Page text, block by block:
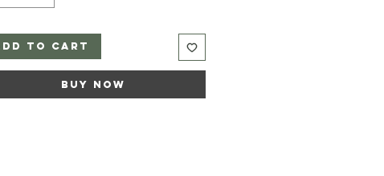
are prepared candles with natural
in the U.S. I am a spiritual
to Cart
Buy Now